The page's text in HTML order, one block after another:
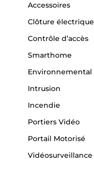
Accessoires
Clôture électrique
Contrôle d’accès
Smarthome
Environnemental
Intrusion
Incendie
Portiers Vidéo
Portail Motorisé
Vidéosurveillance